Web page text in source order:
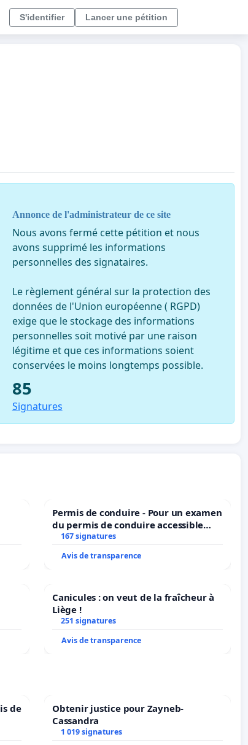
S'identifier Lancer une pétition
Annonce de l'administrateur de ce site
Nous avons fermé cette pétition et nous
avons supprimé les informations
personnelles des signataires.
Le règlement général sur la protection des
données de l'Union européenne ( RGPD)
exige que le stockage des informations
personnelles soit motivé par une raison
légitime et que ces informations soient
conservées le moins longtemps possible.
85
Signatures
Permis de conduire - Pour un examen
du permis de conduire accessible
dans plusieurs langues à Bruxelles
167 signatures
Avis de transparence
Canicules : on veut de la fraîcheur à
Liège !
251 signatures
Avis de transparence
de
Obtenir justice pour Zayneb-
Cassandra
1 019 signatures